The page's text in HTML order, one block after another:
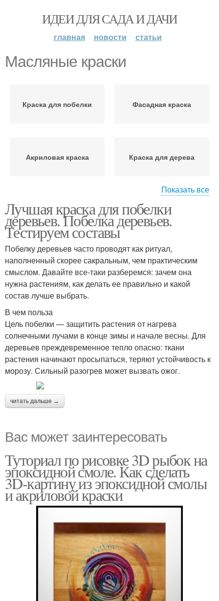
ИДЕИ ДЛЯ САДА И ДАЧИ
главная новости статьи
Масляные краски
Краска для побелки Фасадная краска
Акриловая краска Краска для дерева
фасадов
Строительные краски
Краски на олифе Акриловые краски
Краски для побелки
Краска для деревьев
Краска для садовых
деревьев
Водоэмульсионная
краска
Показать все
Лучшая краска для побелки
деревьев. Побелка деревьев.
Тестируем составы
Побелку деревьев часто проводят как ритуал,
наполненный скорее сакральным, чем практическим
смыслом. Давайте все-таки разберемся: зачем она
нужна растениям, как делать ее правильно и какой
состав лучше выбрать.
В чем польза
Цель побелки — защитить растения от нагрева
солнечными лучами в конце зимы и начале весны. Для
деревьев преждевременное тепло опасно: ткани
растения начинают просыпаться, теряют устойчивость к
морозу. Сильный разогрев может вызвать ожог.
читать дальше →
Вас может заинтересовать
Туториал по рисовке 3D рыбок на
эпоксидной смоле. Как сделать
3D-картину из эпоксидной смолы
и акриловой краски